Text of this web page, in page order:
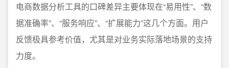
电商数据分析工具的口碑差异主要体现在“易用性”、“数
据准确率”、“服务响应”、“扩展能力”这几个方面。用户
反馈极具参考价值，尤其是对业务实际落地场景的支持
力度。